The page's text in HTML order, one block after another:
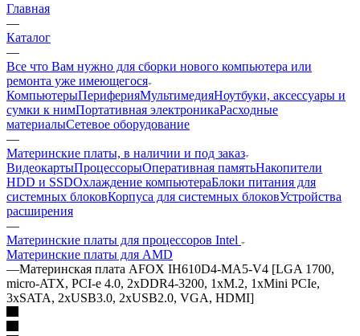
Главная
—
Каталог
—
Все что Вам нужно для сборки нового компьютера или
ремонта уже имеющегося
КомпьютерыПериферияМультимедияНоутбуки, аксессуары и
сумки к нимПортативная электроникаРасходные
материалыСетевое оборудование
—
Материнские платы, в наличии и под заказ
ВидеокартыПроцессорыОперативная памятьНакопители
HDD и SSDОхлаждение компьютераБлоки питания для
системных блоковКорпуса для системных блоковУстройства
расширения
—
Материнские платы для процессоров Intel
Материнские платы для AMD
—Материнская плата AFOX IH610D4-MA5-V4 [LGA 1700,
micro-ATX, PCI-e 4.0, 2xDDR4-3200, 1xM.2, 1xMini PCIe,
3xSATA, 2xUSB3.0, 2xUSB2.0, VGA, HDMI]